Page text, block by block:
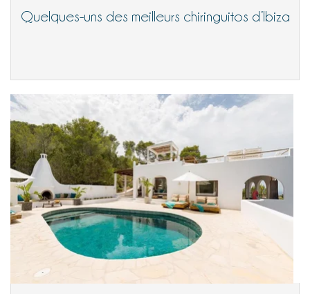
Quelques-uns des meilleurs chiringuitos d’Ibiza